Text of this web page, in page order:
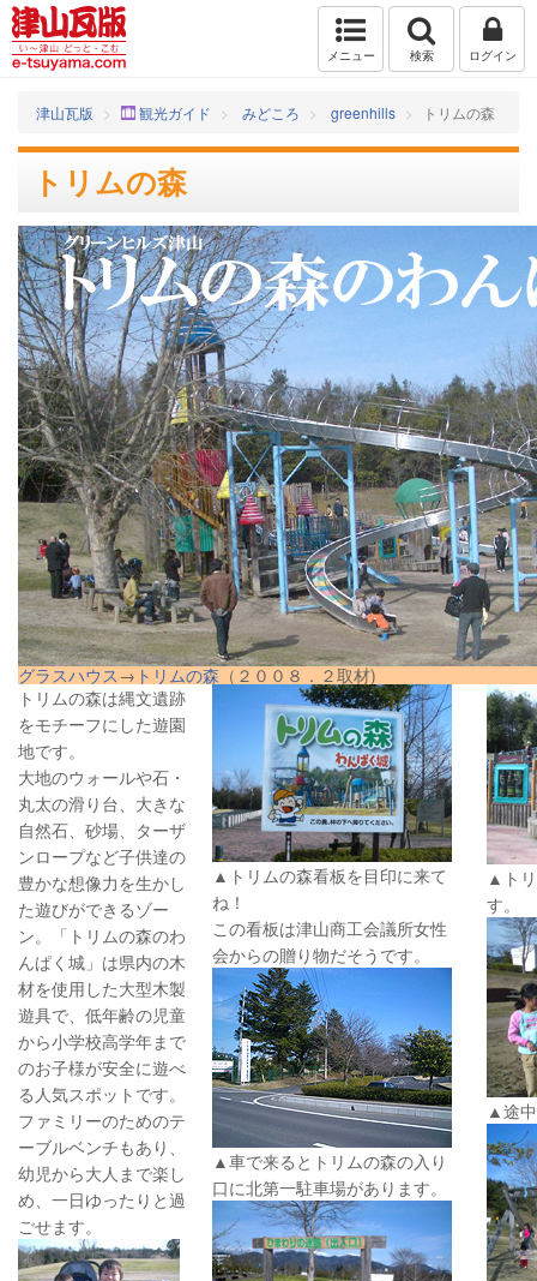
メニュー 検索 ログイン
津山瓦版 観光ガイド みどころ greenhills トリムの森
トリムの森
グラスハウス → トリムの森 （２００８．２取材)
トリムの森は縄文遺跡
をモチーフにした遊園
地です。
大地のウォールや石・
丸太の滑り台、大きな
自然石、砂場、ターザ
ンロープなど子供達の
豊かな想像力を生かし
た遊びができるゾー
ン。「トリムの森のわ
んぱく城」は県内の木
材を使用した大型木製
遊具で、低年齢の児童
から小学校高学年まで
のお子様が安全に遊べ
る人気スポットです。
ファミリーのためのテ
ーブルベンチもあり、
幼児から大人まで楽し
め、一日ゆったりと過
ごせます。
▲トリムの森看板を目印に来て
ね！
この看板は津山商工会議所女性
会からの贈り物だそうです。
▲車で来るとトリムの森の入り
口に北第一駐車場があります。
▲ト
す。
▲途